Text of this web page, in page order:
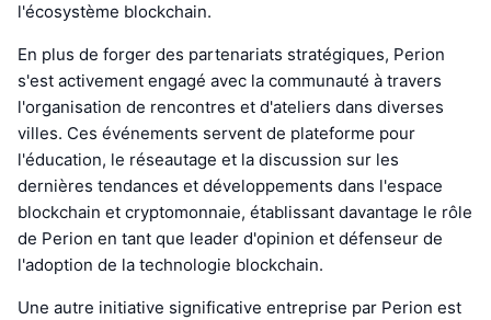
l'écosystème blockchain.
En plus de forger des partenariats stratégiques, Perion
s'est activement engagé avec la communauté à travers
l'organisation de rencontres et d'ateliers dans diverses
villes. Ces événements servent de plateforme pour
l'éducation, le réseautage et la discussion sur les
dernières tendances et développements dans l'espace
blockchain et cryptomonnaie, établissant davantage le rôle
de Perion en tant que leader d'opinion et défenseur de
l'adoption de la technologie blockchain.
Une autre initiative significative entreprise par Perion est